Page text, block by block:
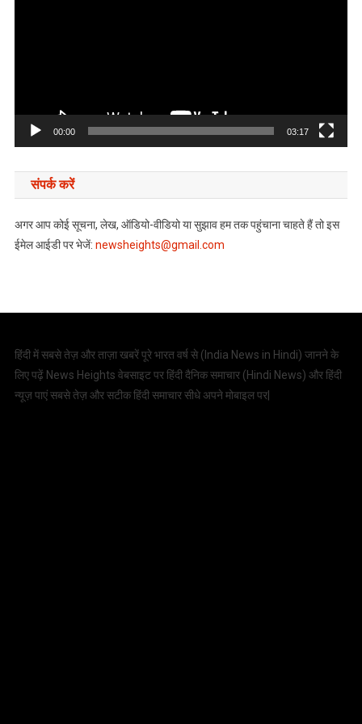
00:00 03:17
संपर्क करें
अगर आप कोई सूचना, लेख, ऑडियो-वीडियो या सुझाव हम तक पहुंचाना चाहते हैं तो इस
ईमेल आईडी पर भेजें: newsheights@gmail.com
हिंदी में सबसे तेज़ और ताज़ा खबरें पूरे भारत वर्ष से ( India News in Hindi) जानने के
लिए पढ़ें News Heights वेबसाइट पर हिंदी दैनिक समाचार (Hindi News) और हिंदी
न्यूज़ पाएं सबसे तेज़ और सटीक हिंदी समाचार सीधे अपने मोबाइल पर|